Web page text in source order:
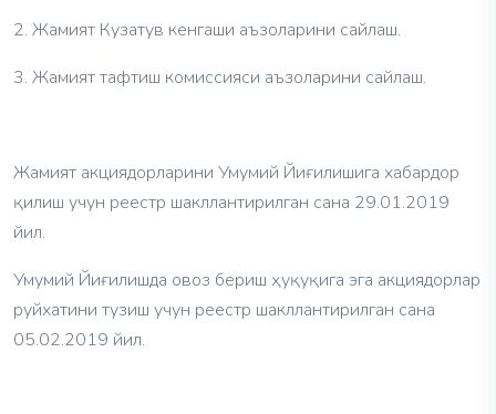
2. Жамият Кузатув кенгаши аъзоларини сайлаш.
3. Жамият тафтиш комиссияси аъзоларини сайлаш.
Жамият акциядорларини Умумий Йиғилишига хабардор
қилиш учун реестр шакллантирилган сана 29.01.2019
йил.
Умумий Йиғилишда овоз бериш ҳуқуқига эга акциядорлар
руйхатини тузиш учун реестр шакллантирилган сана
05.02.2019 йил.